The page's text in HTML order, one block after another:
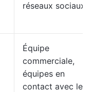
réseaux sociaux
Équipe
commerciale,
équipes en
contact avec les